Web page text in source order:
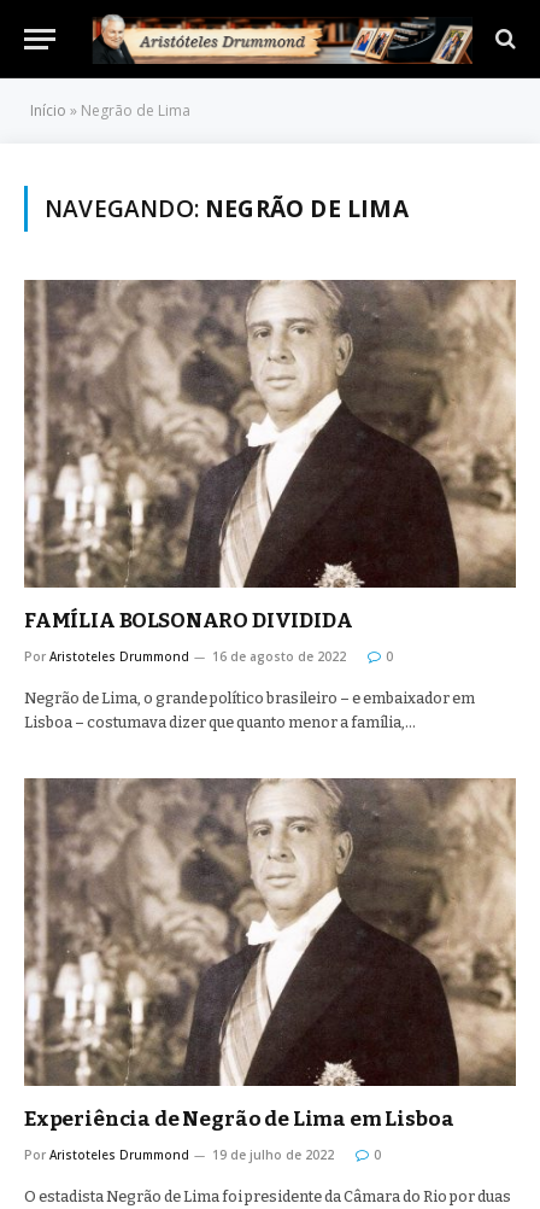
Início » Negrão de Lima
NAVEGANDO: NEGRÃO DE LIMA
FAMÍLIA BOLSONARO DIVIDIDA
Por Aristoteles Drummond 16 de agosto de 2022 0
Negrão de Lima, o grande político brasileiro – e embaixador em
Lisboa – costumava dizer que quanto menor a família,…
Experiência de Negrão de Lima em Lisboa
Por Aristoteles Drummond 19 de julho de 2022 0
O estadista Negrão de Lima foi presidente da Câmara do Rio por duas